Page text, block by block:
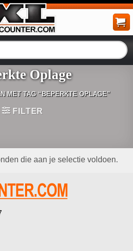
Oplage
MET TAG “BEPERKTE OPLAGE”
FILTER
die aan je selectie voldoen.